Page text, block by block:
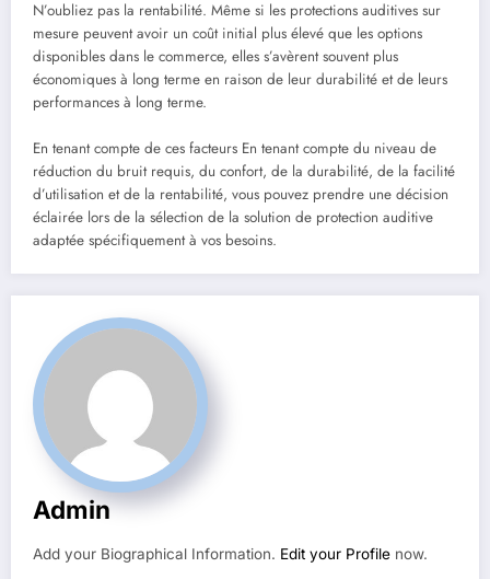
N’oubliez pas la rentabilité. Même si les protections auditives sur
mesure peuvent avoir un coût initial plus élevé que les options
disponibles dans le commerce, elles s’avèrent souvent plus
économiques à long terme en raison de leur durabilité et de leurs
performances à long terme.
En tenant compte de ces facteurs En tenant compte du niveau de
réduction du bruit requis, du confort, de la durabilité, de la facilité
d’utilisation et de la rentabilité, vous pouvez prendre une décision
éclairée lors de la sélection de la solution de protection auditive
adaptée spécifiquement à vos besoins.
Admin
Add your Biographical Information. Edit your Profile now.